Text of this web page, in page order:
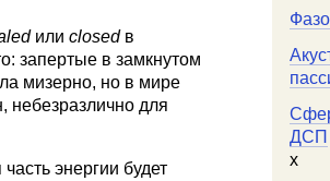
или closedв
запертые в замкнутом
мизерно, но в мире
небезразлично для
энергии будет
ДСП
x